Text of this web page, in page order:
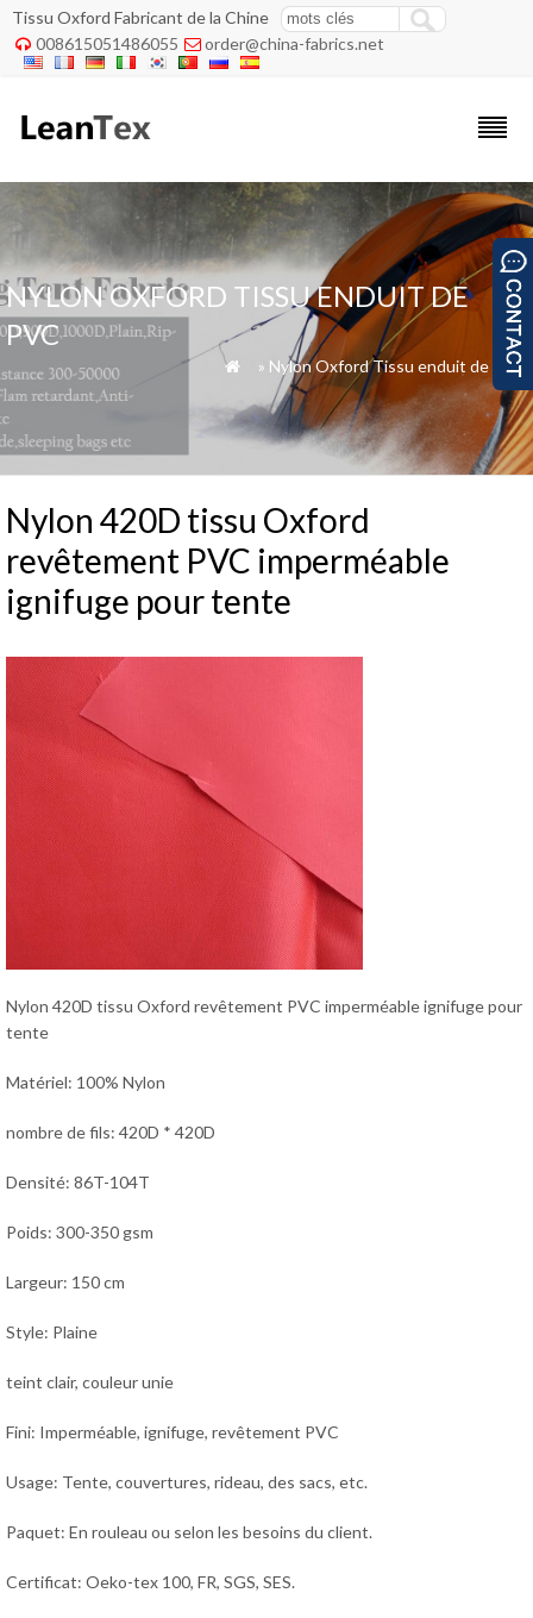
Tissu Oxford Fabricant de la Chine
 008615051486055  order@china-fabrics.net
NYLON OXFORD TISSU ENDUIT DE
PVC
 » Nylon Oxford Tissu enduit de PVC
Nylon 420D tissu Oxford
revêtement PVC imperméable
ignifuge pour tente
Nylon 420D tissu Oxford revêtement PVC imperméable ignifuge pour
tente
Matériel: 100% Nylon
nombre de fils: 420D * 420D
Densité: 86T-104T
Poids: 300-350 gsm
Largeur: 150 cm
Style: Plaine
teint clair, couleur unie
Fini: Imperméable, ignifuge, revêtement PVC
Usage: Tente, couvertures, rideau, des sacs, etc.
Paquet: En rouleau ou selon les besoins du client.
Certificat: Oeko-tex 100, FR, SGS, SES.